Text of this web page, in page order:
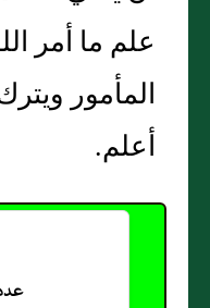
علم ما أمر
المأمور
أعلم‏.‏